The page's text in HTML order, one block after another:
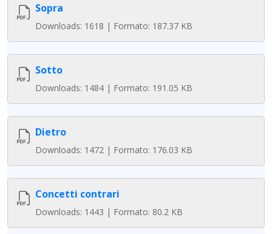
Sopra
Downloads: 1618 | Formato: 187.37 KB
Sotto
Downloads: 1484 | Formato: 191.05 KB
Dietro
Downloads: 1472 | Formato: 176.03 KB
Concetti contrari
Downloads: 1443 | Formato: 80.2 KB